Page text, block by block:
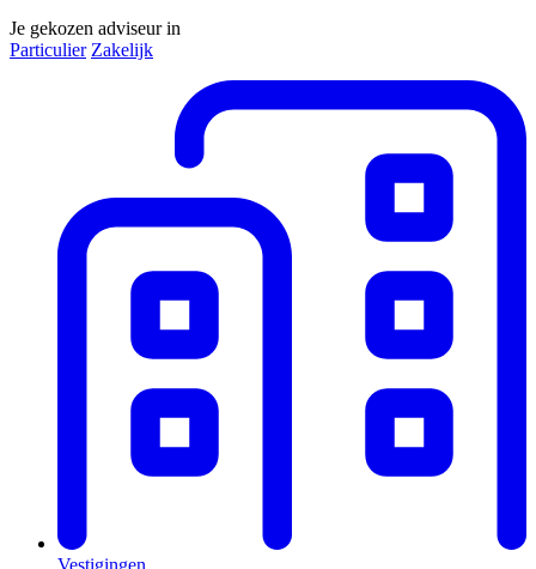
Je gekozen adviseur in
Particulier Zakelijk